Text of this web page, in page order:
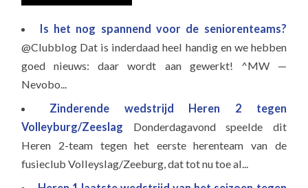
Is het nog spannend voor de seniorenteams?
@Clubblog Dat is inderdaad heel handig en we hebben
goed nieuws: daar wordt aan gewerkt! ^MW —
Nevobo...
Zinderende wedstrijd Heren 2 tegen
Volleyburg/Zeeslag Donderdagavond speelde dit
Heren 2-team tegen het eerste herenteam van de
fusieclub Volleyslag/Zeeburg, dat tot nu toe al...